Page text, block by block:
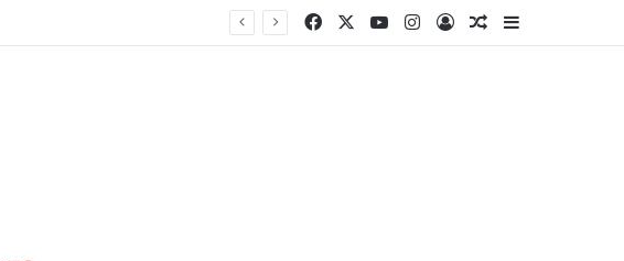
FacebookYouTubeInstagram
Log InRandom Article
Sidebar